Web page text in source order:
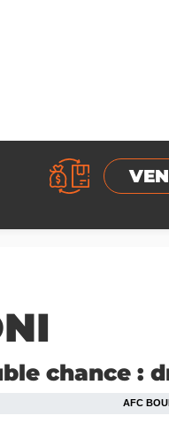
chance :
AFC